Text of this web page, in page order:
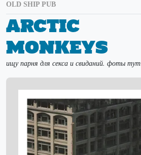
OLD SHIP PUB
Arctic
Monkeys
ищу парня для секса и свиданий. фоты тут